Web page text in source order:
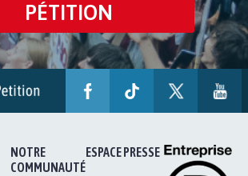
PÉTITION
NOTRE
COMMUNAUTÉ
ESPACE PRESSE